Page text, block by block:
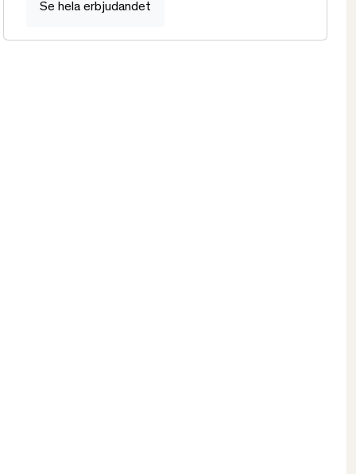
Se hela erbjudandet